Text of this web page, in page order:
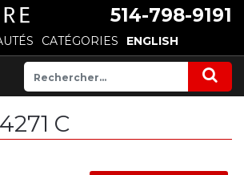
514-798-9191
CATÉGORIES ENGLISH
C